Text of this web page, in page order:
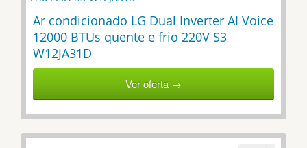
Ar condicionado LG Dual Inverter AI Voice
12000 BTUs quente e frio 220V S3
W12JA31D
Ver oferta →